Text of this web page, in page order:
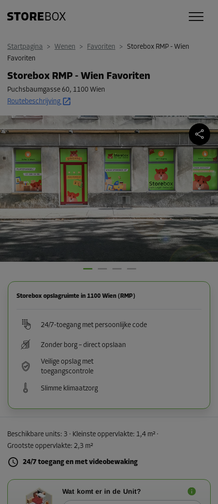
Startpagina > Wenen > Favoriten > Storebox RMP - Wien
Favoriten
Storebox RMP - Wien Favoriten
Puchsbaumgasse 60, 1100 Wien
Routebeschrijving
Storebox opslagruimte in 1100 Wien (RMP)
24/7-toegang met persoonlijke code
Zonder borg – direct opslaan
Veilige opslag met
toegangscontrole
Slimme klimaatzorg
Beschikbare units: 3 · Kleinste oppervlakte: 1,4 m² ·
Grootste oppervlakte: 2,3 m²
24/7 toegang en met videobewaking
Wat komt er in de Unit?